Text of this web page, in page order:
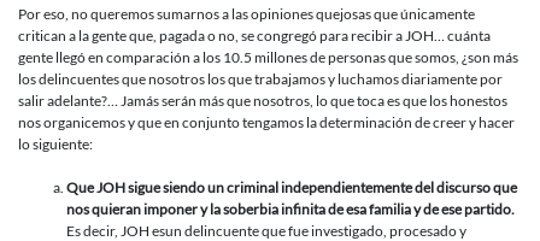
Por eso, no queremos sumarnos a las opiniones quejosas que únicamente
critican a la gente que, pagada o no, se congregó para recibir a JOH… cuánta
gente llegó en comparación a los 10.5 millones de personas que somos, ¿son más
los delincuentes que nosotros los que trabajamos y luchamos diariamente por
salir adelante?… Jamás serán más que nosotros, lo que toca es que los honestos
nos organicemos y que en conjunto tengamos la determinación de creer y hacer
lo siguiente:
Que JOH sigue siendo un criminal independientemente del discurso que
nos quieran imponer y la soberbia infinita de esa familia y de ese partido.
Es decir, JOH esun delincuente que fue investigado, procesado y